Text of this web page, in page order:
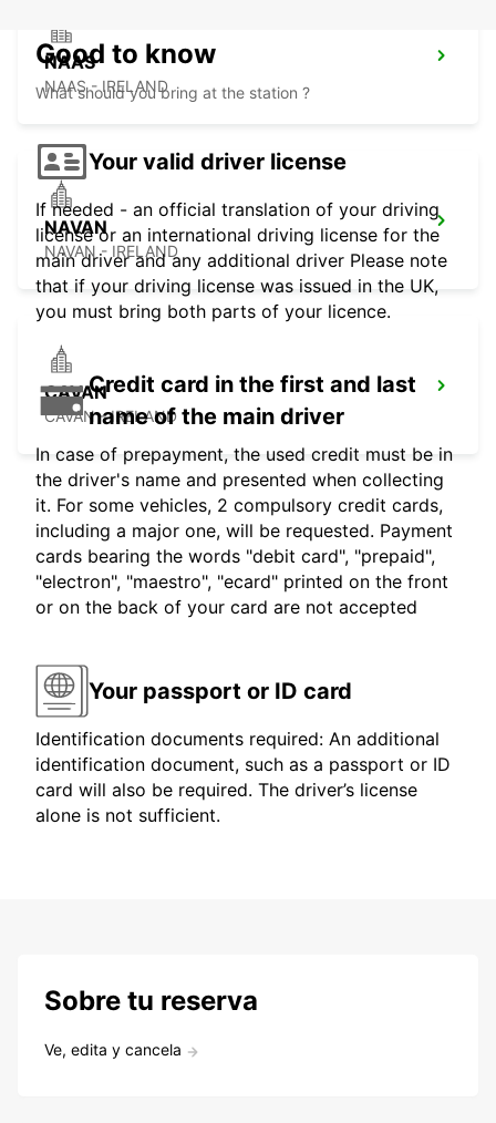
NAAS
NAAS - IRELAND
NAVAN
NAVAN - IRELAND
CAVAN
CAVAN - IRELAND
Good to know
What should you bring at the station ?
Your valid driver license
If needed - an official translation of your driving
license or an international driving license for the
main driver and any additional driver Please note
that if your driving license was issued in the UK,
you must bring both parts of your licence.
Credit card in the first and last
name of the main driver
In case of prepayment, the used credit must be in
the driver's name and presented when collecting
it. For some vehicles, 2 compulsory credit cards,
including a major one, will be requested. Payment
cards bearing the words "debit card", "prepaid",
"electron", "maestro", "ecard" printed on the front
or on the back of your card are not accepted
Your passport or ID card
Identification documents required: An additional
identification document, such as a passport or ID
card will also be required. The driver’s license
alone is not sufficient.
Sobre tu reserva
Ve, edita y cancela